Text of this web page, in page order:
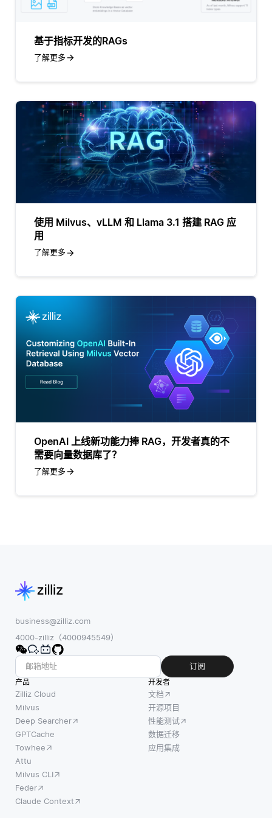
基于指标开发的RAGs
了解更多
使用 Milvus、vLLM 和 Llama 3.1 搭建 RAG 应
用
了解更多
OpenAI 上线新功能力捧 RAG，开发者真的不
需要向量数据库了？
了解更多
business@zilliz.com
4000-zilliz（4000945549）
订阅
产品
Zilliz Cloud
Milvus
Deep Searcher
GPTCache
Towhee
Attu
Milvus CLI
Feder
Claude Context
开发者
文档
开源项目
性能测试
数据迁移
应用集成